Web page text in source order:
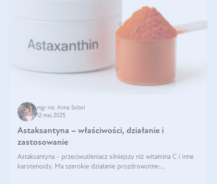
mgr inż. Anna Sobol
12 maj 2025
Astaksantyna – właściwości, działanie i
zastosowanie
Astaksantyna - przeciwutleniacz silniejszy niż witamina C i inne
karotenoidy. Ma szerokie działanie prozdrowotne: